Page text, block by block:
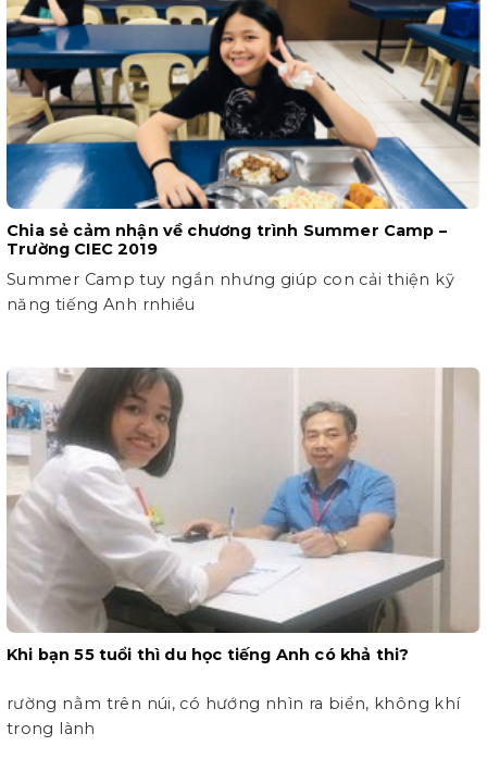
Chia sẻ cảm nhận về chương trình Summer Camp –
Trường CIEC 2019
Summer Camp tuy ngắn nhưng giúp con cải thiện kỹ
năng tiếng Anh rnhiều
Khi bạn 55 tuổi thì du học tiếng Anh có khả thi?
rường nằm trên núi, có hướng nhìn ra biển, không khí
trong lành